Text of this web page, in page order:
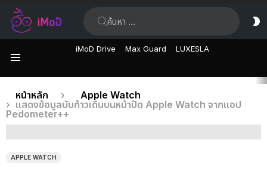
iMoD Drive Max Guard LUXESLA
เรื่อง
ล่าสุด
คุณอยู่ที่นี่:
หน้าหลัก
Apple Watch
แสดงข้อมูลนับก้าวเดินบนหน้าปัด Apple Watch จากแอป
Pedometer++
APPLE WATCH